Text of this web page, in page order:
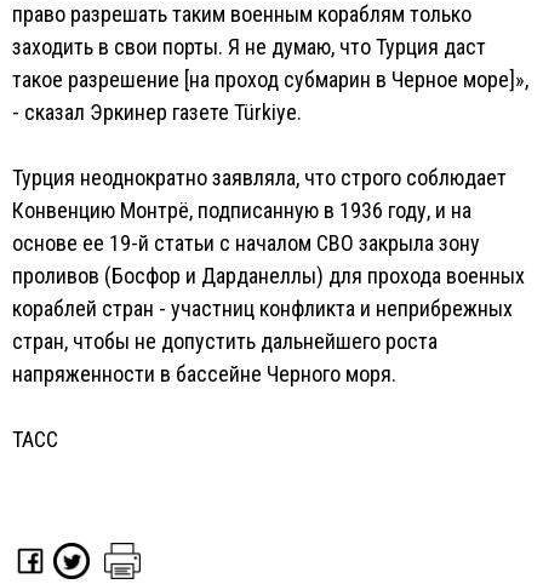
право разрешать таким военным кораблям только
заходить в свои порты. Я не думаю, что Турция даст
такое разрешение [на проход субмарин в Черное море]»,
- сказал Эркинер газете Türkiye.
Турция неоднократно заявляла, что строго соблюдает
Конвенцию Монтрё, подписанную в 1936 году, и на
основе ее 19-й статьи с началом СВО закрыла зону
проливов (Босфор и Дарданеллы) для прохода военных
кораблей стран - участниц конфликта и неприбрежных
стран, чтобы не допустить дальнейшего роста
напряженности в бассейне Черного моря.
ТАСС